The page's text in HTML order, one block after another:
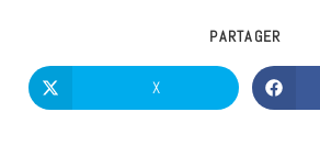
PARTAGER
X